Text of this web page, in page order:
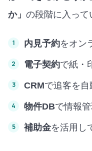
か」 の段階に入って
内見予約をオン
電子契約で紙・
CRMで追客を
物件DBで情報
補助金を活用し